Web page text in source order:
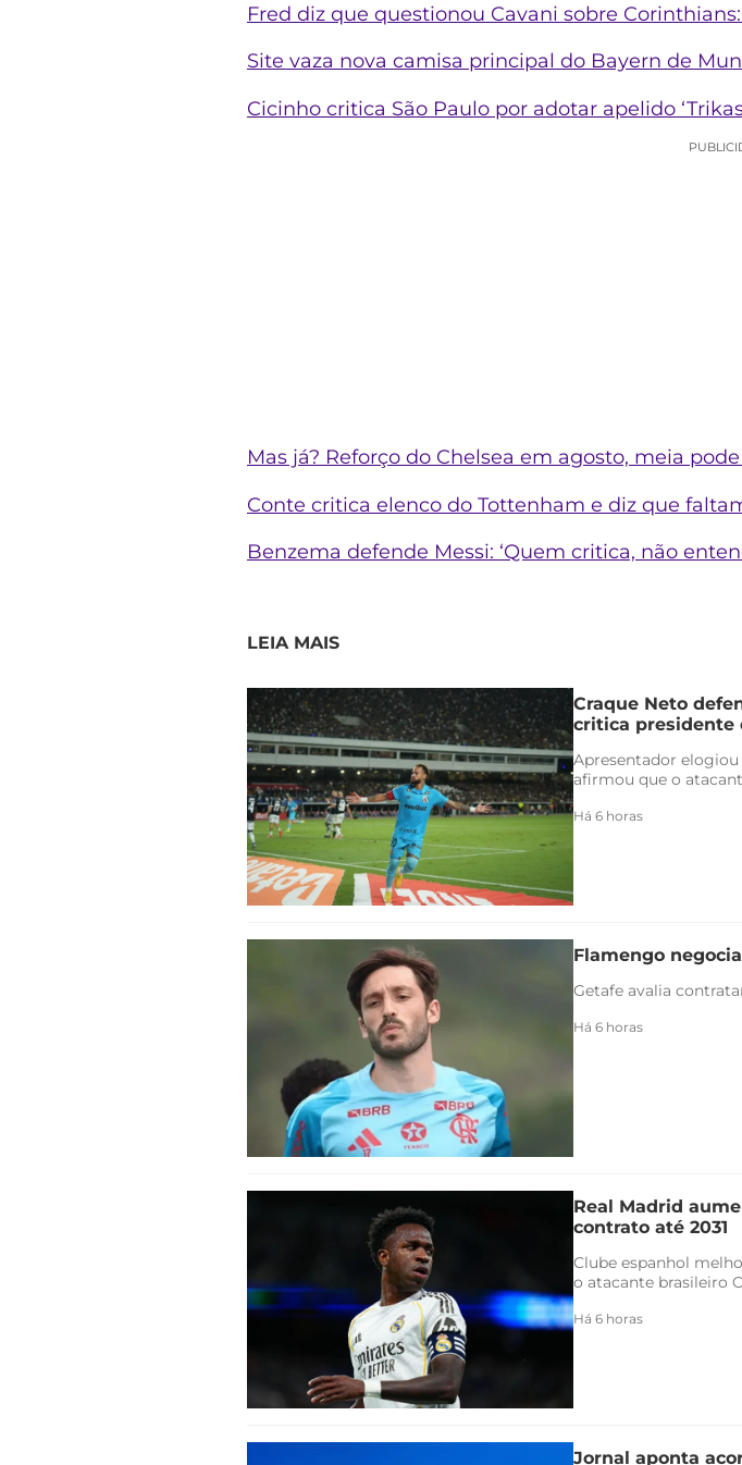
Fred diz que questionou Cavani sobre Corinthians:
Site vaza nova camisa principal do Bayern de
Cicinho critica São Paulo por adotar apelido
Mas já? Reforço do Chelsea em agosto, meia
Conte critica elenco do Tottenham e diz que
Benzema defende Messi: ‘Quem critica, não
LEIA MAIS
Craque Neto
critica presidente
Apresentador elogiou
afirmou que o
Há 6 horas
Flamengo
Getafe avalia
Há 6 horas
Real Madrid
contrato até 2031
Clube espanhol
o atacante brasileiro
Há 6 horas
Jornal aponta